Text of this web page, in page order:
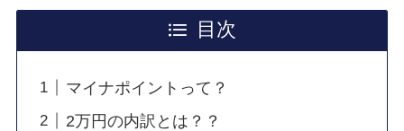
目次
マイナポイントって？
2万円の内訳とは？？